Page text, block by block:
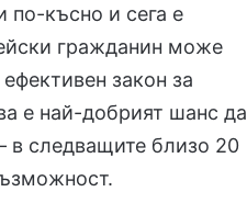
по-късно и сега е
гражданин може
закон за
е най-добрият шанс да
в следващите близо 20